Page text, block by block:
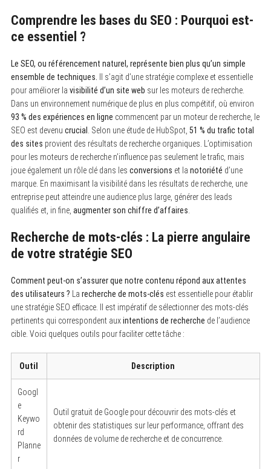
Comprendre les bases du SEO : Pourquoi est-
ce essentiel ?
Le SEO, ou référencement naturel, représente bien plus qu’un simple
ensemble de techniques.
Il s’agit d’une stratégie complexe et essentielle
pour améliorer la visibilité d’un site web sur les moteurs de recherche.
Dans un environnement numérique de plus en plus compétitif, où environ
93 % des expériences en ligne commencent par un moteur de recherche, le
SEO est devenu crucial . Selon une étude de HubSpot, 51 % du trafic total
des sites provient des résultats de recherche organiques. L’optimisation
pour les moteurs de recherche n’influence pas seulement le trafic, mais
joue également un rôle clé dans les conversions et la notoriété d’une
marque. En maximisant la visibilité dans les résultats de recherche, une
entreprise peut atteindre une audience plus large, générer des leads
qualifiés et, in fine, augmenter son chiffre d’affaires
Recherche de mots-clés : La pierre angulaire
de votre stratégie SEO
Comment peut-on s’assurer que notre contenu répond aux attentes
des utilisateurs ? La recherche de mots-clés est essentielle pour établir
une stratégie SEO efficace. Il est impératif de sélectionner des mots-clés
pertinents qui correspondent auxintentions de recherche de l’audience
cible. Voici quelques outils pour faciliter cette tâche :
Outil Description
Googl
e
Keywo
rd
Planne
r
Outil gratuit de Google pour découvrir des mots-clés et
obtenir des statistiques sur leur performance, offrant des
données de volume de recherche et de concurrence.